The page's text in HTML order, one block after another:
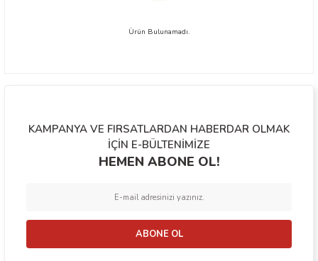
Ürün Bulunamadı.
KAMPANYA VE FIRSATLARDAN HABERDAR OLMAK
İÇİN E-BÜLTENİMİZE
HEMEN ABONE OL!
ABONE OL